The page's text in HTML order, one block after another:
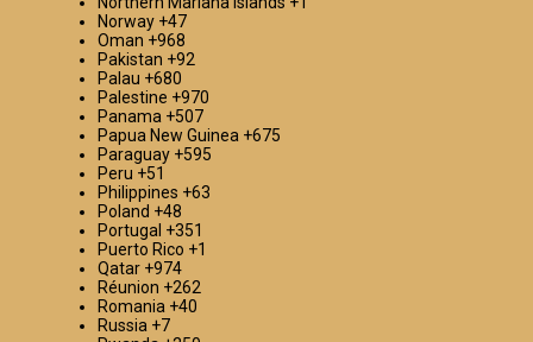
Norway +47
Oman +968
Pakistan +92
Palau +680
Palestine +970
Panama +507
Papua New Guinea +675
Paraguay +595
Peru +51
Philippines +63
Poland +48
Portugal +351
Puerto Rico +1
Qatar +974
Réunion +262
Romania +40
Russia +7